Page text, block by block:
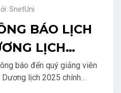
SnetUni
BÁO LỊCH
LỊCH
báo đến quý giảng viên
lịch 2025 chính